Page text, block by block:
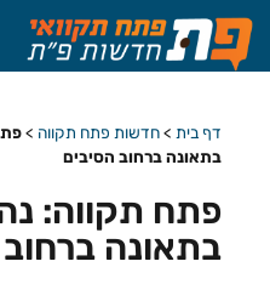
דף בית >חדשות פתח תקווה >
בתאונה ברחוב הסיבים
פתח תקווה:
בתאונה